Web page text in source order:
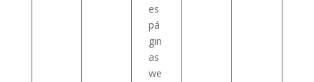
es
pá
gin
as
we